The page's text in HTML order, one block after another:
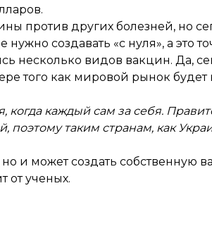
против других болезней, но
нужно создавать «с нуля», а это
несколько видов вакцин. Да,
того как мировой рынок
когда каждый сам за себя.
таким странам, как
и может создать собственную
от ученых.